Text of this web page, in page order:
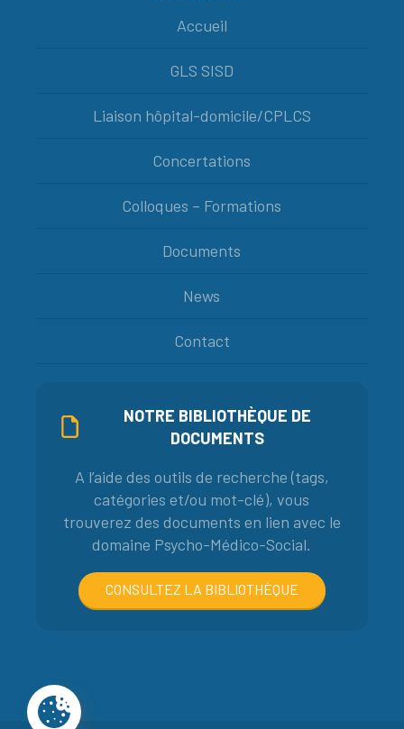
Accueil
GLS SISD
Liaison hôpital-domicile/CPLCS
Concertations
Colloques – Formations
Documents
News
Contact
NOTRE BIBLIOTHÈQUE DE
DOCUMENTS
A l’aide des outils de recherche (tags,
catégories et/ou mot-clé), vous
trouverez des documents en lien avec le
domaine Psycho-Médico-Social.
CONSULTEZ LA BIBLIOTHÈQUE